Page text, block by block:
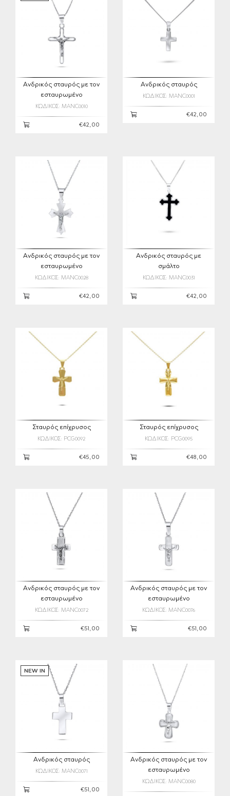
Ανδρικός σταυρός με τον
εσταυρωμένο
ΚΩΔΙΚΟΣ: MANC0010
€42,00
Ανδρικός σταυρός
ΚΩΔΙΚΟΣ: MANC0001
€42,00
Ανδρικός σταυρός με τον
εσταυρωμένο
ΚΩΔΙΚΟΣ: MANC0028
€42,00
Ανδρικός σταυρός με
σμάλτο
ΚΩΔΙΚΟΣ: MANC0031
€42,00
Σταυρός επίχρυσος
ΚΩΔΙΚΟΣ: PCG0092
€45,00
Σταυρός επίχρυσος
ΚΩΔΙΚΟΣ: PCG0095
€48,00
Ανδρικός σταυρός με τον
εσταυρωμένο
ΚΩΔΙΚΟΣ: MANC0072
€51,00
Ανδρικός σταυρός με τον
εσταυρωμένο
ΚΩΔΙΚΟΣ: MANC0076
€51,00
NEW IN
Ανδρικός σταυρός
ΚΩΔΙΚΟΣ: MANC0071
€51,00
Ανδρικός σταυρός με τον
εσταυρωμένο
ΚΩΔΙΚΟΣ: MANC0080